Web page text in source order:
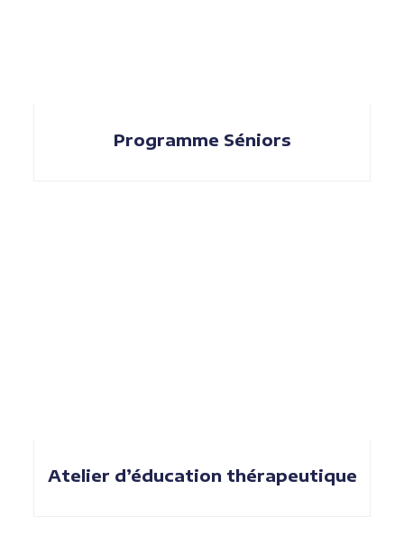
Programme Séniors
Atelier d’éducation thérapeutique